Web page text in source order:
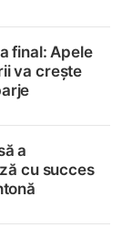
final: Apele
va crește
a
cu succes